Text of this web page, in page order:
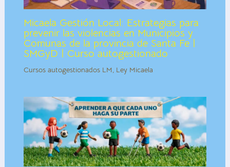
Micaela Gestión Local: Estrategias para
prevenir las violencias en Municipios y
Comunas de la provincia de Santa Fe |
SMGyD | Curso autogestionado
Cursos autogestionados LM, Ley Micaela